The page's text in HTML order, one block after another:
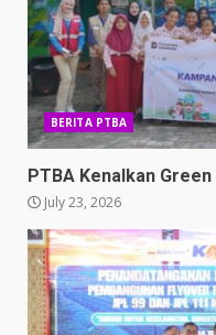
BERITA PTBA
PTBA Kenalkan
July 23, 2026